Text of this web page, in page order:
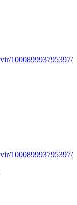
100089993795397/
100089993795397/